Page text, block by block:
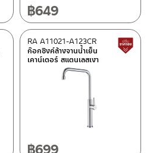
฿649
ก๊อกซิงค์ล้างจานน้ำเย็น
เคาน์เตอร์ สแตนเลสเงา
RA A11021-A123CR